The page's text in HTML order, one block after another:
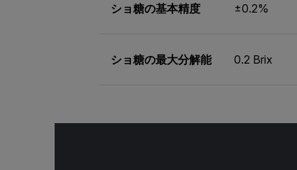
ショ糖の基本精度 ±0.2%
ショ糖の最大分解能 0.2 Brix